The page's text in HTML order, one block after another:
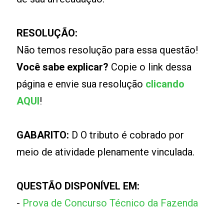
RESOLUÇÃO:
Não temos resolução para essa questão!
Você sabe explicar? Copie o link dessa
página e envie sua resolução clicando
AQUI!
GABARITO: D O tributo é cobrado por
meio de atividade plenamente vinculada.
QUESTÃO DISPONÍVEL EM:
- Prova de Concurso Técnico da Fazenda